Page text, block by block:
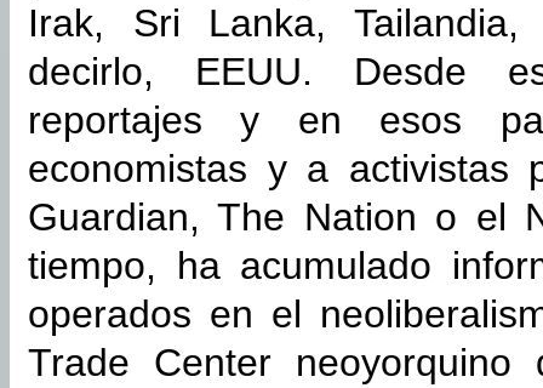
Irak, Sri Lanka,
decirlo, EEUU. Desde
reportajes y en esos
economistas y a activistas
Guardian, The Nation o el
tiempo, ha acumulado
operados en el
Trade Center